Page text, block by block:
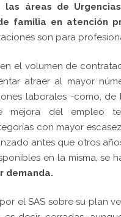
las áreas de Urgencias
familia en atención
son para
el volumen de
atraer al mayor
laborales -como,
mejora del empleo
con mayor
antes que otros
en la misma, se
demanda.
el SAS sobre su plan